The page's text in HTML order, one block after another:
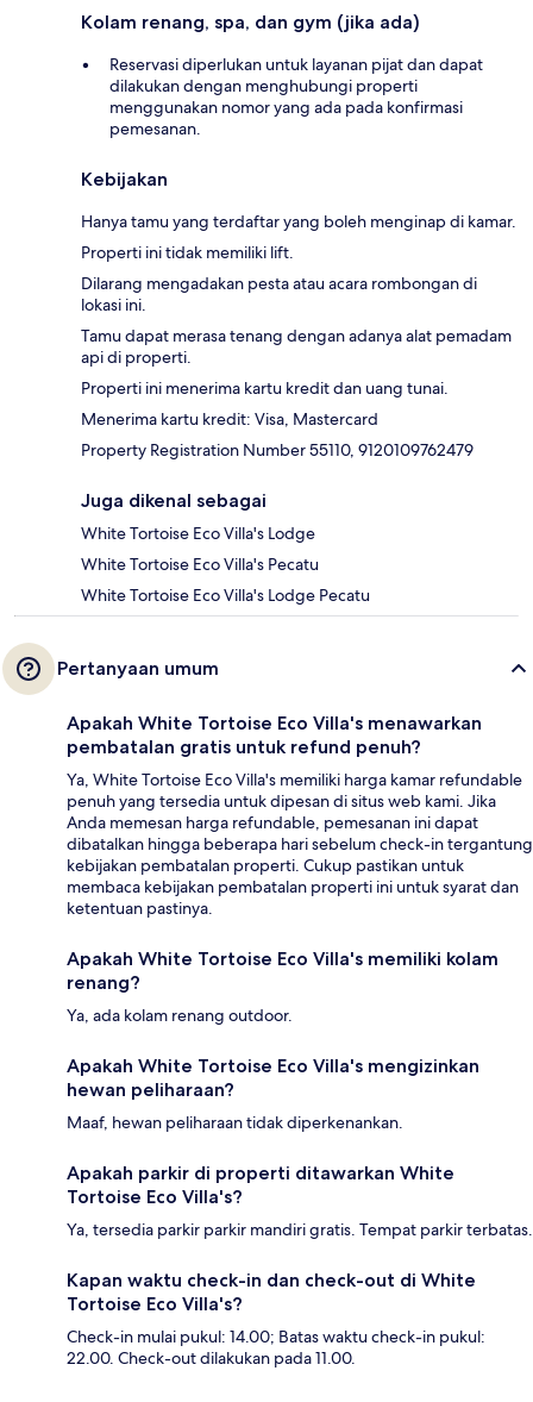
Kolam renang, spa, dan gym (jika ada)
Reservasi diperlukan untuk layanan pijat dan dapat
dilakukan dengan menghubungi properti
menggunakan nomor yang ada pada konfirmasi
pemesanan.
Kebijakan
Hanya tamu yang terdaftar yang boleh menginap di kamar.
Properti ini tidak memiliki lift.
Dilarang mengadakan pesta atau acara rombongan di
lokasi ini.
Tamu dapat merasa tenang dengan adanya alat pemadam
api di properti.
Properti ini menerima kartu kredit dan uang tunai.
Menerima kartu kredit: Visa, Mastercard
Property Registration Number 55110, 9120109762479
Juga dikenal sebagai
White Tortoise Eco Villa's Lodge
White Tortoise Eco Villa's Pecatu
White Tortoise Eco Villa's Lodge Pecatu
Pertanyaan umum
Apakah White Tortoise Eco Villa's menawarkan
pembatalan gratis untuk refund penuh?
Ya, White Tortoise Eco Villa's memiliki harga kamar refundable
penuh yang tersedia untuk dipesan di situs web kami. Jika
Anda memesan harga refundable, pemesanan ini dapat
dibatalkan hingga beberapa hari sebelum check-in tergantung
kebijakan pembatalan properti. Cukup pastikan untuk
membaca kebijakan pembatalan properti ini untuk syarat dan
ketentuan pastinya.
Apakah White Tortoise Eco Villa's memiliki kolam
renang?
Ya, ada kolam renang outdoor.
Apakah White Tortoise Eco Villa's mengizinkan
hewan peliharaan?
Maaf, hewan peliharaan tidak diperkenankan.
Apakah parkir di properti ditawarkan White
Tortoise Eco Villa's?
Ya, tersedia parkir parkir mandiri gratis. Tempat parkir terbatas.
Kapan waktu check-in dan check-out di White
Tortoise Eco Villa's?
Check-in mulai pukul: 14.00; Batas waktu check-in pukul:
22.00. Check-out dilakukan pada 11.00.